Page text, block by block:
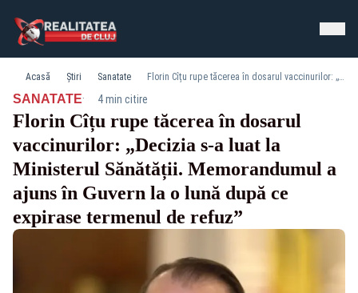
Acasă Știri Sanatate Florin Cîțu rupe tăcerea în dosarul vaccinurilor: „Decizia s-a luat la Ministerul Sănătății. Memorandumul a ajuns în Guvern la o lună după ce expirase termenul de refuz”
SANATATE· 4 min citire
Florin Cîțu rupe tăcerea în dosarul
vaccinurilor: „Decizia s-a luat la
Ministerul Sănătății. Memorandumul a
ajuns în Guvern la o lună după ce
expirase termenul de refuz”